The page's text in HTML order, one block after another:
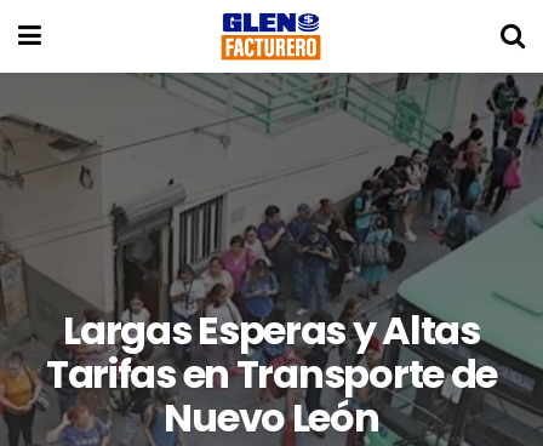
Largas Esperas y Altas
Tarifas en Transporte de
Nuevo León